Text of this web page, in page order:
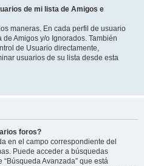
de mi lista de Amigos e
maneras. En cada perfil de usuario
Amigos y/o Ignorados. También
de Usuario directamente,
usuarios de su lista desde esta
foros?
en el campo correspondiente del
Puede acceder a búsquedas
Avanzada” que está